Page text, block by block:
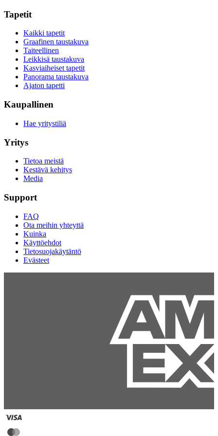
Tapetit
Kaikki tapetit
Graafinen taustakuva
Taiteellinen
Leikkisä taustakuva
Kasviaiheiset tapetit
Panorama taustakuva
Ajaton tapetti
Kaupallinen
Hae yritystiliä
Yritys
Tietoa meistä
Kestävä kehitys
Media
Support
FAQ
Ota meihin yhteyttä
Kuinka
Käyttöehdot
Tietosuojakäytäntö
Evästeet